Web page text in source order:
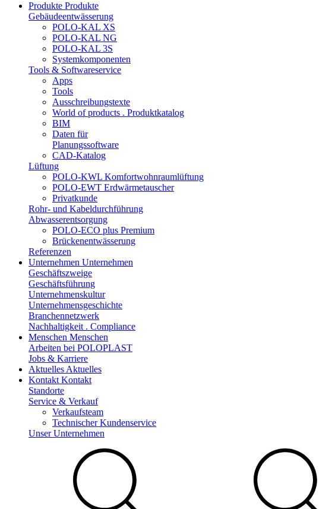
Produkte Produkte
Gebäudeentwässerung
POLO-KAL XS
POLO-KAL NG
POLO-KAL 3S
Systemkomponenten
Tools & Softwareservice
Apps
Tools
Ausschreibungstexte
World of products . Produktkatalog
BIM
Daten für
Planungssoftware
CAD-Katalog
Lüftung
POLO-KWL Komfortwohnraumlüftung
POLO-EWT Erdwärmetauscher
Privatkunde
Rohr- und Kabeldurchführung
Abwasserentsorgung
POLO-ECO plus Premium
Brückenentwässerung
Referenzen
Unternehmen Unternehmen
Geschäftszweige
Geschäftsführung
Unternehmenskultur
Unternehmensgeschichte
Branchennetzwerk
Nachhaltigkeit . Compliance
Menschen Menschen
Arbeiten bei POLOPLAST
Jobs & Karriere
Aktuelles Aktuelles
Kontakt Kontakt
Standorte
Service & Verkauf
Verkaufsteam
Technischer Kundenservice
Unser Unternehmen